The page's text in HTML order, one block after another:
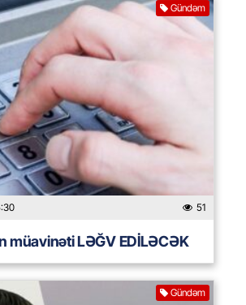
Gündəm
51
müavinəti LƏĞV EDİLƏCƏK
Gündəm